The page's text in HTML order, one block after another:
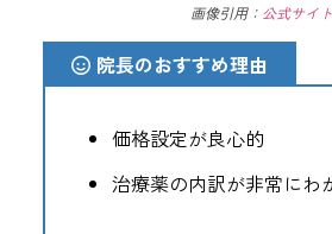
画像引用： 公式サイト
院長のおすすめ理由
価格設定が良心的
治療薬の内訳が非常にわ